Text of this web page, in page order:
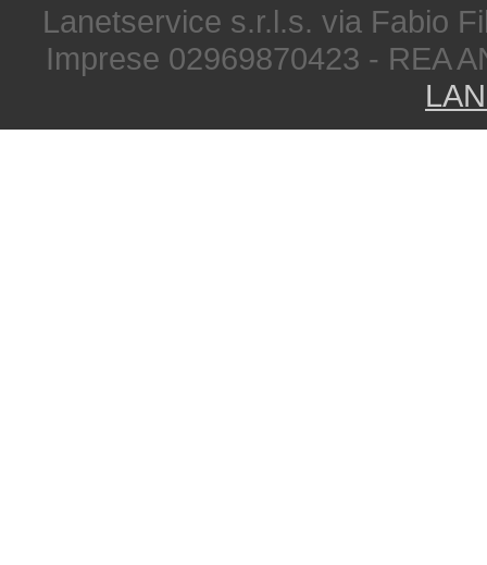
Lanetservice s.r.l.s. via Fabio
Imprese 02969870423 - REA